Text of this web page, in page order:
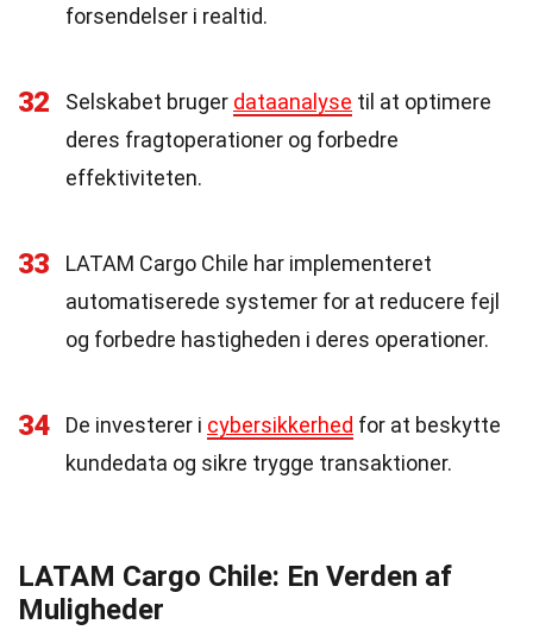
forsendelser i realtid.
32 Selskabet bruger dataanalyse til at optimere
deres fragtoperationer og forbedre
effektiviteten.
33
LATAM Cargo Chile har implementeret
automatiserede systemer for at reducere fejl
og forbedre hastigheden i deres operationer.
34 De investerer i cybersikkerhed for at beskytte
kundedata og sikre trygge transaktioner.
LATAM Cargo Chile: En Verden af
Muligheder